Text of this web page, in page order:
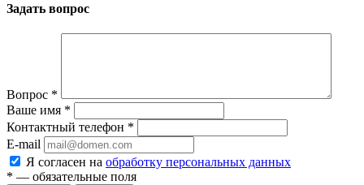
Задать вопрос
Вопрос *
Ваше имя *
Контактный телефон *
E-mail
Я согласен на обработку персональных данных
* — обязательные поля